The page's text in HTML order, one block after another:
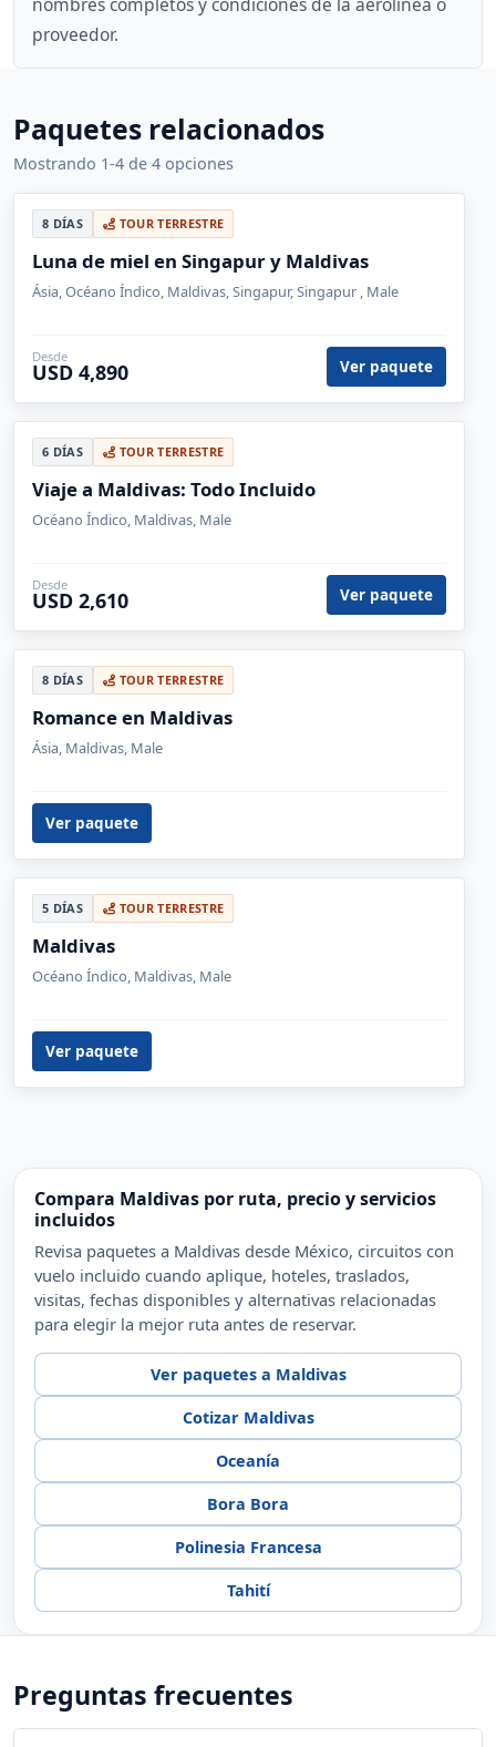
proveedor.
Paquetes relacionados
Mostrando 1-4 de 4 opciones
TOUR TERRESTRE
Ásia, Océano Índico, Maldivas, Singapur, Singapur , Male
USD 4,890 Ver paquete
Viaje a Maldivas: Todo Incluido
Océano Índico, Maldivas, Male
USD 2,610
TOUR TERRESTRE
Romance en Maldivas
Ásia, Maldivas, Male
Ver paquete
Océano Índico, Maldivas, Male
Ver paquete
Compara Maldivas por ruta, precio y servicios
incluidos
Revisa paquetes a Maldivas desde México, circuitos con
vuelo incluido cuando aplique, hoteles, traslados,
visitas, fechas disponibles y alternativas relacionadas
para elegir la mejor ruta antes de reservar.
Ver paquetes a Maldivas
Cotizar Maldivas